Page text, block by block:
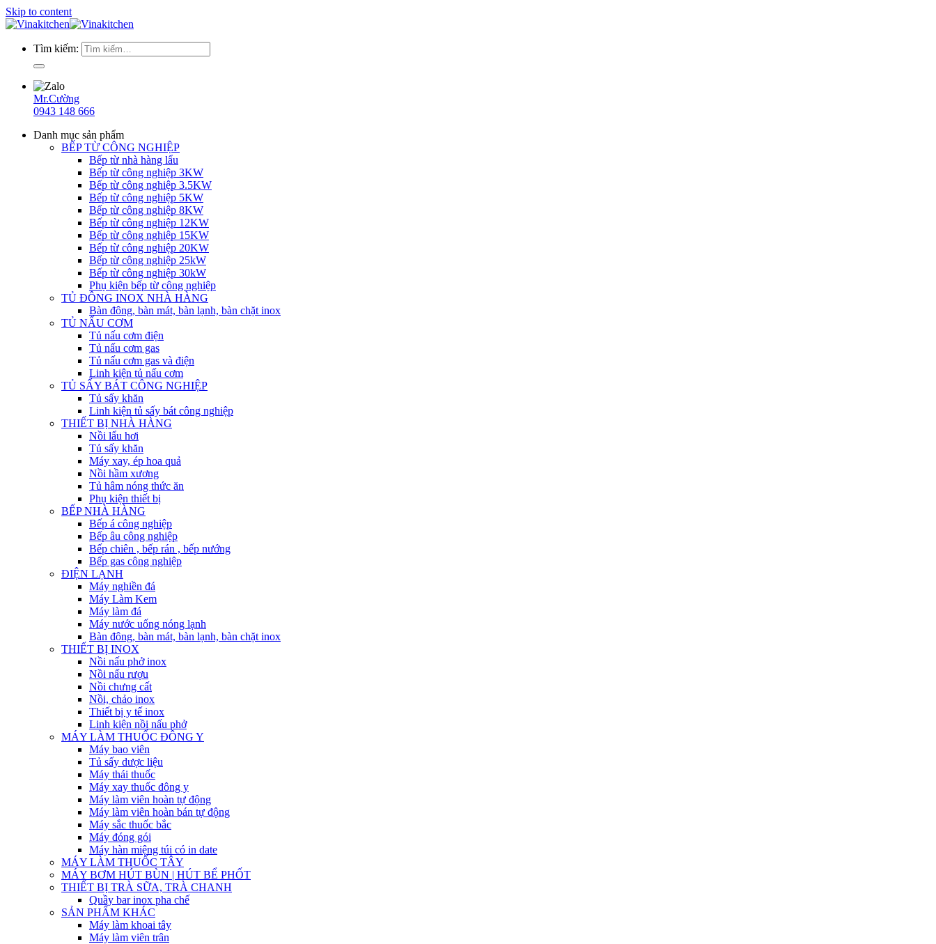
Skip to content
Tìm kiếm:
Mr.Cường
0943 148 666
Danh mục sản phẩm
BẾP TỪ CÔNG NGHIỆP
Bếp từ nhà hàng lẩu
Bếp từ công nghiệp 3KW
Bếp từ công nghiệp 3.5KW
Bếp từ công nghiệp 5KW
Bếp từ công nghiệp 8KW
Bếp từ công nghiệp 12KW
Bếp từ công nghiệp 15KW
Bếp từ công nghiệp 20KW
Bếp từ công nghiệp 25kW
Bếp từ công nghiệp 30kW
Phụ kiện bếp từ công nghiệp
TỦ ĐÔNG INOX NHÀ HÀNG
Bàn đông, bàn mát, bàn lạnh, bàn chặt inox
TỦ NẤU CƠM
Tủ nấu cơm điện
Tủ nấu cơm gas
Tủ nấu cơm gas và điện
Linh kiện tủ nấu cơm
TỦ SẤY BÁT CÔNG NGHIỆP
Tủ sấy khăn
Linh kiện tủ sấy bát công nghiệp
THIẾT BỊ NHÀ HÀNG
Nồi lẩu hơi
Tủ sấy khăn
Máy xay, ép hoa quả
Nồi hầm xương
Tủ hâm nóng thức ăn
Phụ kiện thiết bị
BẾP NHÀ HÀNG
Bếp á công nghiệp
Bếp âu công nghiệp
Bếp chiên , bếp rán , bếp nướng
Bếp gas công nghiệp
ĐIỆN LẠNH
Máy nghiền đá
Máy Làm Kem
Máy làm đá
Máy nước uống nóng lạnh
Bàn đông, bàn mát, bàn lạnh, bàn chặt inox
THIẾT BỊ INOX
Nồi nấu phở inox
Nồi nấu rượu
Nồi chưng cất
Nồi, chảo inox
Thiết bị y tế inox
Linh kiện nồi nấu phở
MÁY LÀM THUỐC ĐÔNG Y
Máy bao viên
Tủ sấy dược liệu
Máy thái thuốc
Máy xay thuốc đông y
Máy làm viên hoàn tự động
Máy làm viên hoàn bán tự động
Máy sắc thuốc bắc
Máy đóng gói
Máy hàn miệng túi có in date
MÁY LÀM THUỐC TÂY
MÁY BƠM HÚT BÙN | HÚT BỂ PHỐT
THIẾT BỊ TRÀ SỮA, TRÀ CHANH
Quầy bar inox pha chế
SẢN PHẨM KHÁC
Máy làm khoai tây
Máy làm viên trân